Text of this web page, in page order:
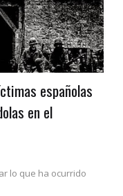
españolas
en el
lo que ha ocurrido